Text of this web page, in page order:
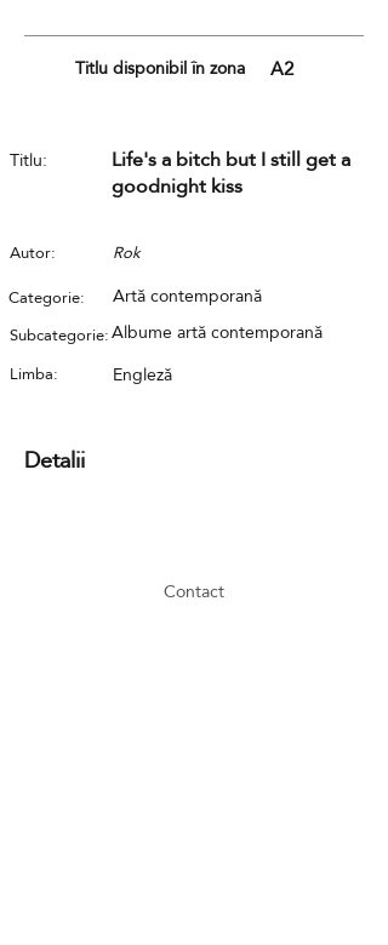
Titlu disponibil în zona A2
Titlu:
Life's a bitch but I still get a
goodnight kiss
Autor: Rok
Categorie: Artă contemporană
Subcategorie:Albume artă contemporană
Limba: Engleză
Detalii
Contact